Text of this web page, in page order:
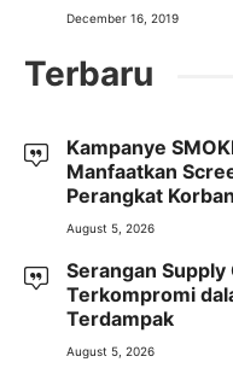
December 16, 2019
Terbaru
Kampanye
Manfaatkan
Perangkat
August 5, 2026
Serangan
Terkompromi
Terdampak
August 5, 2026